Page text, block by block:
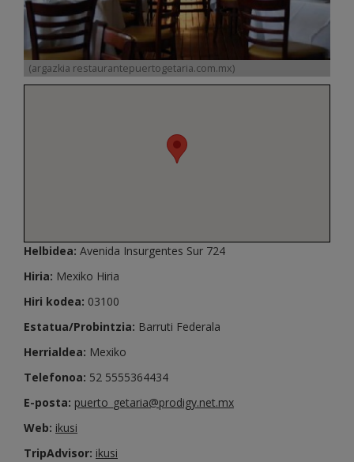
(argazkia restaurantepuertogetaria.com.mx)
Helbidea: Avenida Insurgentes Sur 724
Hiria: Mexiko Hiria
Hiri kodea: 03100
Estatua/Probintzia: Barruti Federala
Herrialdea: Mexiko
Telefonoa: 52 5555364434
E-posta: puerto_getaria@prodigy.net.mx
Web: ikusi
TripAdvisor: ikusi